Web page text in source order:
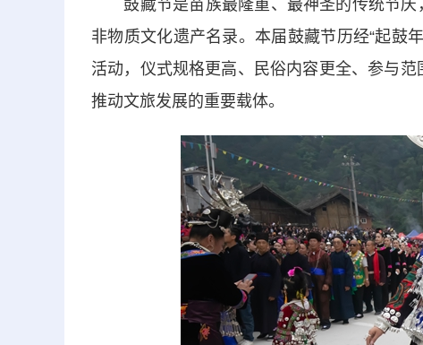
鼓藏节是苗族最隆重、最神圣的传统节庆
非物质文化遗产名录。本届鼓藏节历经“起鼓
活动，仪式规格更高、民俗内容更全、参与
推动文旅发展的重要载体。